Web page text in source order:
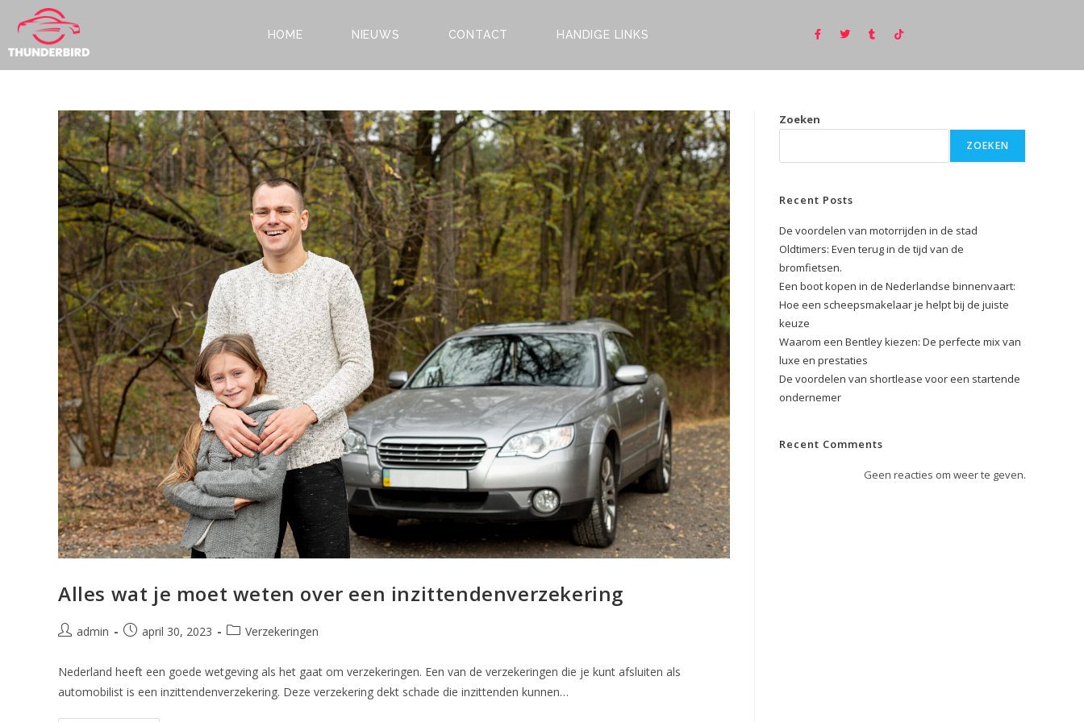
HOME NIEUWS CONTACT HANDIGE LINKS
Alles wat je moet weten over een inzittendenverzekering
admin april 30, 2023 Verzekeringen
Nederland heeft een goede wetgeving als het gaat om verzekeringen. Een van de verzekeringen die je kunt afsluiten als
automobilist is een inzittendenverzekering. Deze verzekering dekt schade die inzittenden kunnen…
Zoeken
ZOEKEN
Recent Posts
De voordelen van motorrijden in de stad
Oldtimers: Even terug in de tijd van de
bromfietsen.
Een boot kopen in de Nederlandse binnenvaart:
Hoe een scheepsmakelaar je helpt bij de juiste
keuze
Waarom een Bentley kiezen: De perfecte mix van
luxe en prestaties
De voordelen van shortlease voor een startende
ondernemer
Recent Comments
Geen reacties om weer te geven.